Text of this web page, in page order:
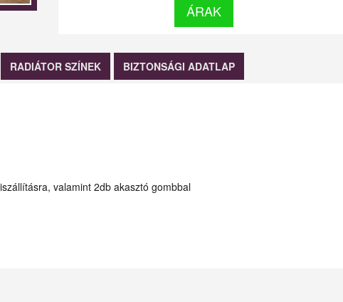
ÁRAK
RADIÁTOR SZÍNEK BIZTONSÁGI ADATLAP
valamint 2db akasztó gombbal